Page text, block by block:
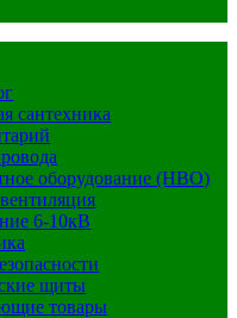
сантехника
оборудование (НВО)
6-10кВ
щиты
товары